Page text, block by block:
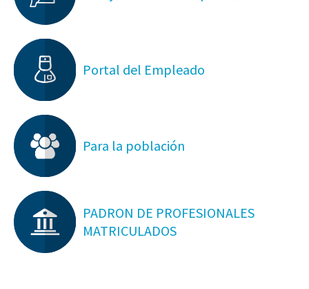
Portal del Empleado
Para la población
PADRON DE PROFESIONALES
MATRICULADOS